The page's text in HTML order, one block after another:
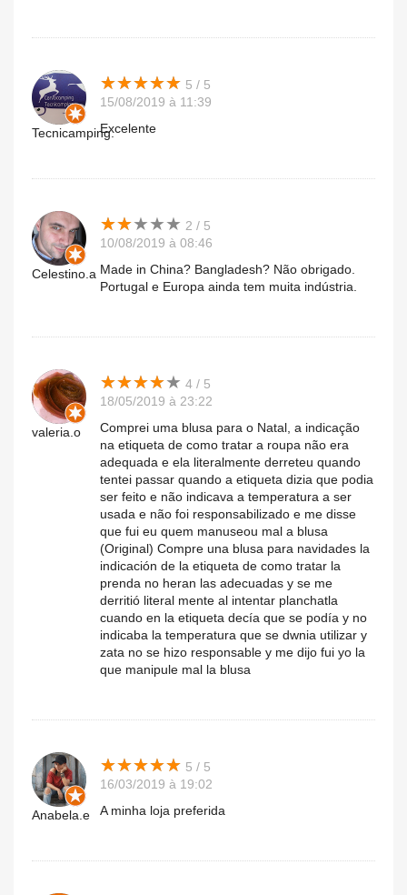
Tecnicamping.
★★★★★
★★★★★ 5 / 5
15/08/2019 à 11:39
Excelente
Celestino.a
★★★★★
★★★★★ 2 / 5
10/08/2019 à 08:46
Made in China? Bangladesh? Não obrigado.
Portugal e Europa ainda tem muita indústria.
valeria.o
★★★★★
★★★★★ 4 / 5
18/05/2019 à 23:22
Comprei uma blusa para o Natal, a indicação
na etiqueta de como tratar a roupa não era
adequada e ela literalmente derreteu quando
tentei passar quando a etiqueta dizia que podia
ser feito e não indicava a temperatura a ser
usada e não foi responsabilizado e me disse
que fui eu quem manuseou mal a blusa
(Original) Compre una blusa para navidades la
indicación de la etiqueta de como tratar la
prenda no heran las adecuadas y se me
derritió literal mente al intentar planchatla
cuando en la etiqueta decía que se podía y no
indicaba la temperatura que se dwnia utilizar y
zata no se hizo responsable y me dijo fui yo la
que manipule mal la blusa
Anabela.e
★★★★★
★★★★★ 5 / 5
16/03/2019 à 19:02
A minha loja preferida